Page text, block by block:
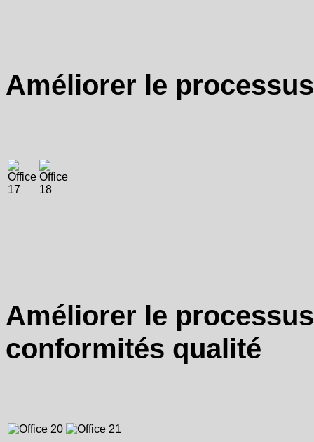
Améliorer le
Améliorer le
conformités qualité